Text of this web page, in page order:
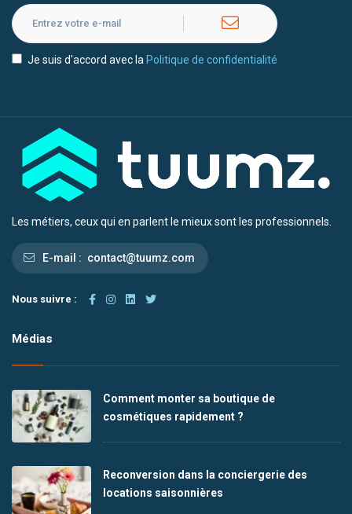
Je suis d'accord avec la Politique de confidentialité
Les métiers, ceux qui en parlent le mieux sont les professionnels.
E-mail : contact@tuumz.com
Nous suivre :
Médias
Comment monter sa boutique de
cosmétiques rapidement ?
Reconversion dans la conciergerie des
locations saisonnières